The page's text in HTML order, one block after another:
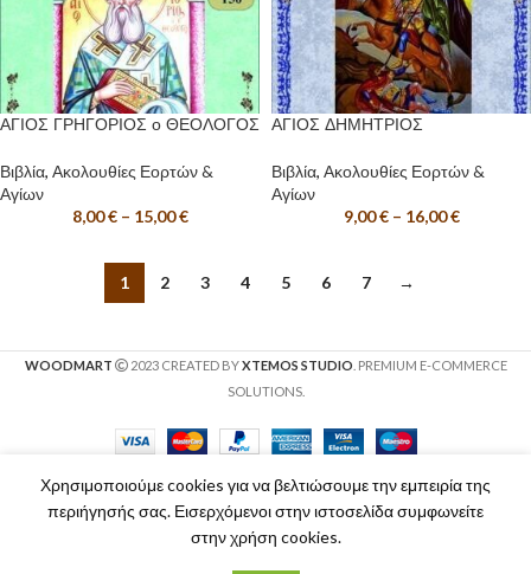
ΑΓΙΟΣ ΓΡΗΓΟΡΙΟΣ ο ΘΕΟΛΟΓΟΣ
Βιβλία, Ακολουθίες Εορτών &
Αγίων
8,00€ – 15,00€
ΑΓΙΟΣ ΔΗΜΗΤΡΙΟΣ
Βιβλία, Ακολουθίες Εορτών &
Αγίων
9,00€ – 16,00€
1 2 3 4 5 6 7 →
WOODMART 2023 CREATED BYXTEMOS STUDIO . PREMIUM E-COMMERCE
SOLUTIONS.
Χρησιμοποιούμε cookies για να βελτιώσουμε την εμπειρία της
περιήγησής σας. Εισερχόμενοι στην ιστοσελίδα συμφωνείτε
στην χρήση cookies.